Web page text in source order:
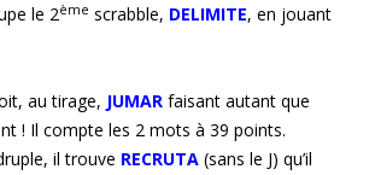
le 2ème scrabble, DELIMITE, en jouant
au tirage, JUMAR faisant autant que
! Il compte les 2 mots à 39 points.
il trouve RECRUTA (sans le J) qu’il